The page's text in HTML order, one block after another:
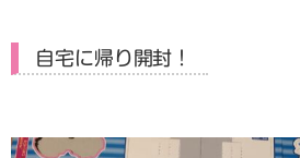
自宅に帰り開封！